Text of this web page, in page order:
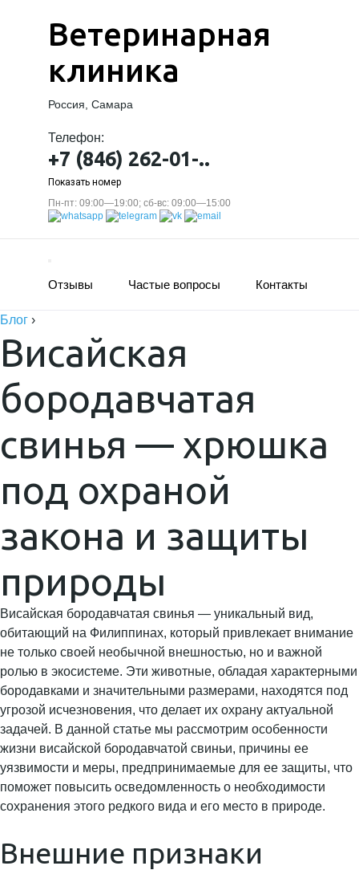
Ветеринарная
клиника
Россия, Самара
Телефон:
+7 (846) 262-01-..
Показать номер
Пн-пт: 09:00—19:00; сб-вс: 09:00—15:00
Отзывы Частые вопросы Контакты
Блог ›
Висайская
бородавчатая
свинья — хрюшка
под охраной
закона и защиты
природы
Висайская бородавчатая свинья — уникальный вид,
обитающий на Филиппинах, который привлекает внимание
не только своей необычной внешностью, но и важной
ролью в экосистеме. Эти животные, обладая характерными
бородавками и значительными размерами, находятся под
угрозой исчезновения, что делает их охрану актуальной
задачей. В данной статье мы рассмотрим особенности
жизни висайской бородавчатой свиньи, причины ее
уязвимости и меры, предпринимаемые для ее защиты, что
поможет повысить осведомленность о необходимости
сохранения этого редкого вида и его место в природе.
Внешние признаки